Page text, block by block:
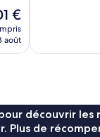
€
août
découvrir
Plus de